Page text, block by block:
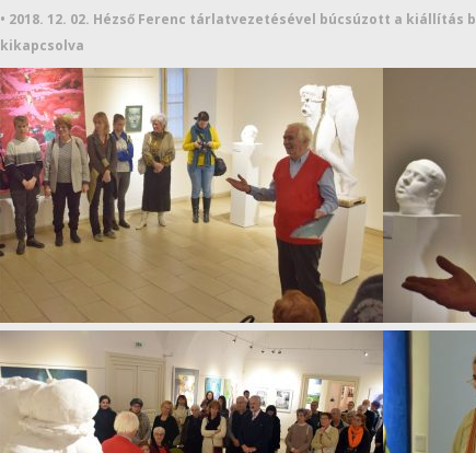
• 2018. 12. 02. Hézső Ferenc tárlatvezetésével búcsúzott a kiállítás
kikapcsolva